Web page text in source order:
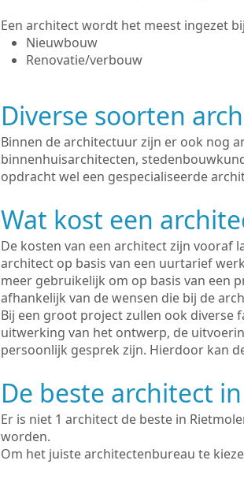
Een architect wordt het meest ingezet
Nieuwbouw
Renovatie/verbouw
Diverse soorten
Binnen de architectuur zijn er ook nog
binnenhuisarchitecten,
opdracht wel een gespecialiseerde
Wat kost een
De kosten van een architect zijn vooraf
architect op basis van een uurtarief
meer gebruikelijk om op basis van een
afhankelijk van de wensen die bij de
Bij een groot project zullen ook diverse
uitwerking van het ontwerp, de
persoonlijk gesprek zijn. Hierdoor kan
De beste architect
Er is niet 1 architect de beste in
worden.
Om het juiste architectenbureau te